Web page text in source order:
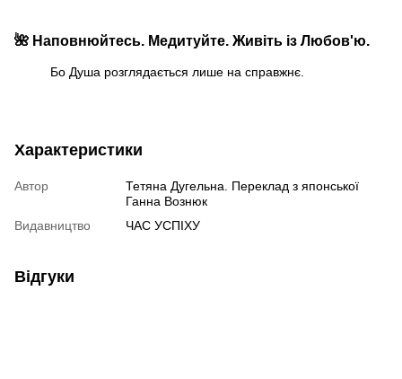
🌺 Наповнюйтесь. Медитуйте. Живіть із Любов'ю.
Бо Душа розглядається лише на справжнє.
Характеристики
Автор
Тетяна Дугельна. Переклад з японської
Ганна Вознюк
Видавництво
ЧАС УСПІХУ
Відгуки